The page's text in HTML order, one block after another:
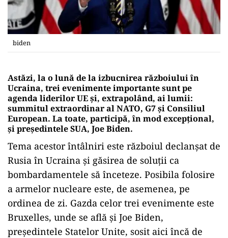
biden
Astăzi, la o lună de la izbucnirea războiului în
Ucraina, trei evenimente importante sunt pe
agenda liderilor UE și, extrapolând, ai lumii:
summitul extraordinar al NATO, G7 și Consiliul
European. La toate, participă, în mod excepțional,
și președintele SUA, Joe Biden.
Tema acestor întâlniri este războiul declanșat de
Rusia în Ucraina și găsirea de soluții ca
bombardamentele să înceteze. Posibila folosire
a armelor nucleare este, de asemenea, pe
ordinea de zi. Gazda celor trei evenimente este
Bruxelles, unde se află și Joe Biden,
președintele Statelor Unite, sosit aici încă de